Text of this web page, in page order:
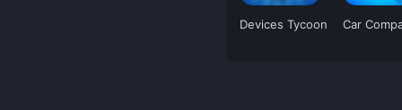
Devices Tycoon